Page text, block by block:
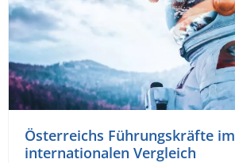
Österreichs Führungskräfte im
internationalen Vergleich